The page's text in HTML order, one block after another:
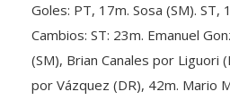
Goles: PT, 17m. Sosa (SM). ST,
Cambios: ST: 23m. Emanuel
(SM), Brian Canales por Liguori
por Vázquez (DR), 42m. Mario